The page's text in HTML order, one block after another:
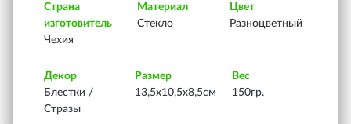
Страна
изготовитель
Чехия
Материал
Стекло
Цвет
Разноцветный
Декор
Блестки /
Стразы
Размер
13,5х10,5х8,5см
Вес
150гр.